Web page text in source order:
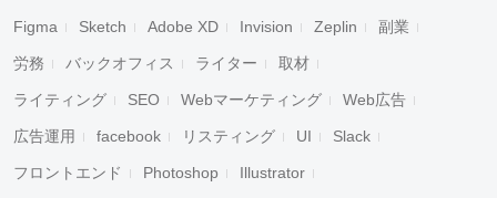
Figma Sketch Adobe XD Invision Zeplin 副業
労務 バックオフィス ライター 取材
ライティング SEO Webマーケティング Web広告
広告運用 facebook リスティング UI Slack
フロントエンド Photoshop Illustrator